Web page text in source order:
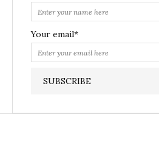
Your email*